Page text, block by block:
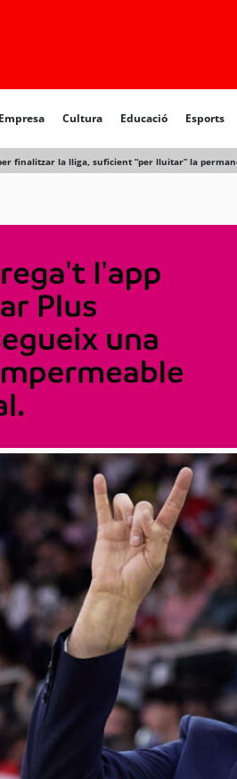
Empresa Cultura Educació Esports
finalitzar la lliga, suficient “per lluitar” la